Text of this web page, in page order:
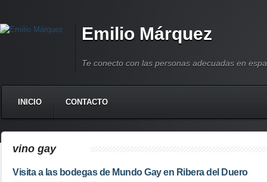
Emilio Márquez
Te conecto con las personas adecuadas en
INICIO CONTACTO
vino gay
Visita a las bodegas de Mundo Gay en Ribera del Duero